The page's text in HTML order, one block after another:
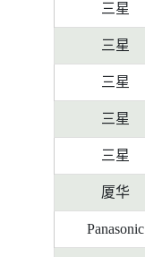
三星
三星
三星
三星
三星
厦华
Panasonic